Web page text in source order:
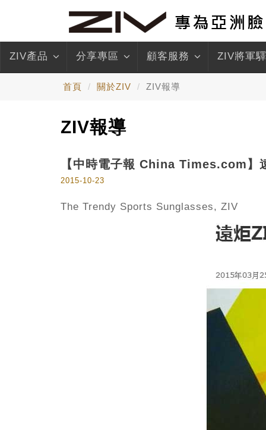
ZIV產品 分享專區 顧客服務 ZIV將軍
首頁 關於ZIV ZIV報導
ZIV報導
【中時電子報 China Times.com】
2015-10-23
The Trendy Sports Sunglasses, ZIV